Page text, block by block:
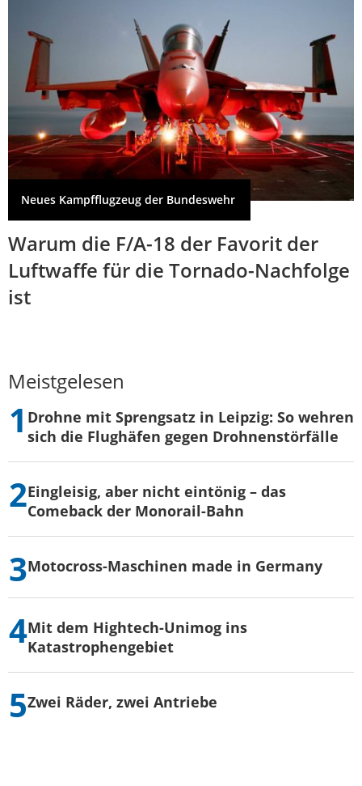
Neues Kampfflugzeug der Bundeswehr
Warum die F/A-18 der Favorit der
Luftwaffe für die Tornado-Nachfolge
ist
Meistgelesen
Drohne mit Sprengsatz in Leipzig: So wehren
sich die Flughäfen gegen Drohnenstörfälle
Eingleisig, aber nicht eintönig – das
Comeback der Monorail-Bahn
Motocross-Maschinen made in Germany
Mit dem Hightech-Unimog ins
Katastrophengebiet
Zwei Räder, zwei Antriebe